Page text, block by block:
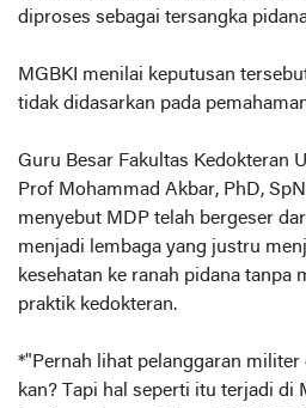
diproses sebagai tersangka
MGBKI menilai keputusan
tidak didasarkan pada
Guru Besar Fakultas Kedokteran
Prof Mohammad Akbar, PhD,
menyebut MDP telah bergeser
menjadi lembaga yang justru
kesehatan ke ranah pidana tanpa
praktik kedokteran.
*"Pernah lihat pelanggaran
kan? Tapi hal seperti itu terjadi di